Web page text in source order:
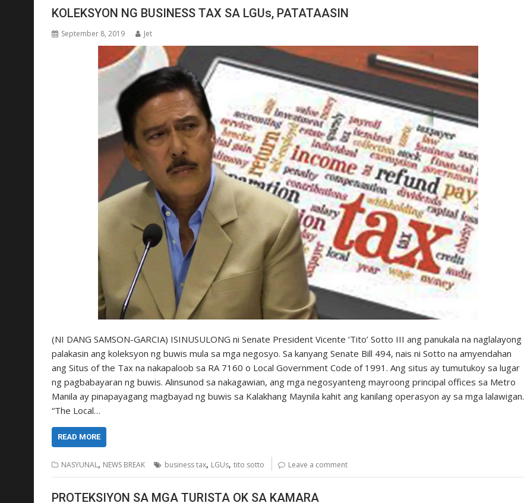
KOLEKSYON NG BUSINESS TAX SA LGUs, PATATAASIN
September 8, 2019 Jet
(NI DANG SAMSON-GARCIA) ISINUSULONG ni Senate President Vicente ‘Tito’ Sotto III ang panukala na naglalayong
palakasin ang koleksyon ng buwis mula sa mga negosyo. Sa kanyang Senate Bill 494, nais ni Sotto na amyendahan
ang Situs of the Tax na nakapaloob sa RA 7160 o Local Government Code of 1991. Ang situs ay tumutukoy sa lugar
ng pagbabayaran ng buwis. Alinsunod sa nakagawian, ang mga negosyanteng mayroong principal offices sa Metro
Manila ay pinapayagang magbayad ng buwis sa Kalakhang Maynila kahit ang kanilang operasyon ay sa mga lalawigan.
“The Local…
READ MORE
NASYUNAL, NEWS BREAK business tax, LGUs, tito sotto Leave a comment
PROTEKSIYON SA MGA TURISTA OK SA KAMARA